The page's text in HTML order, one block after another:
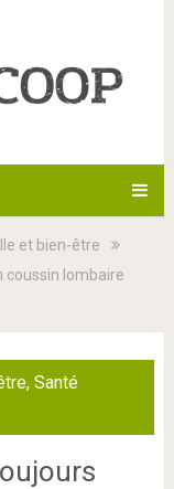
et bien-être
coussin lombaire
, Santé